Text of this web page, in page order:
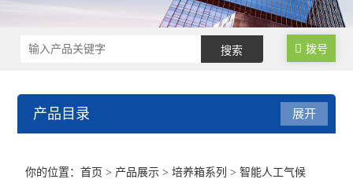
拨号
产品目录 展开
你的位置：首页 > 产品展示 >培养箱系列 >智能人工气候